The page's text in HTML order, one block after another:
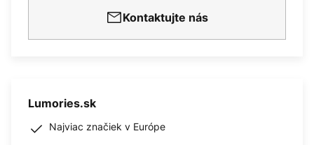
Kontaktujte nás
Lumories.sk
Najviac značiek v Európe